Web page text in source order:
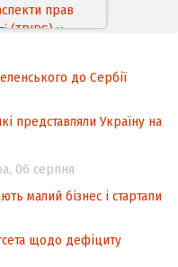
прав
(TRIPS) у
щодо
повторного
сенсу
стратегічних
до Сербії
представляли Україну на
06 серпня
малий бізнес і стартапи
щодо дефіциту